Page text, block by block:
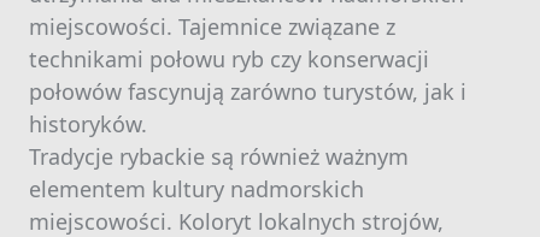
miejscowości. Tajemnice związane z
technikami połowu ryb czy konserwacji
połowów fascynują zarówno turystów, jak i
historyków.
Tradycje rybackie są również ważnym
elementem kultury nadmorskich
miejscowości. Koloryt lokalnych strojów,